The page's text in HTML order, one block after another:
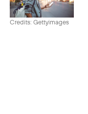
Credits: Gettyimages